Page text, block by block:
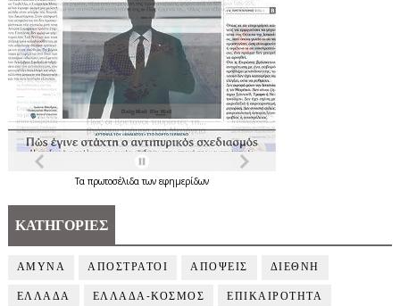
Τα πρωτοσέλιδατων εφημερίδων
ΚΑΤΗΓΟΡΙΕΣ
ΑΜΥΝΑ ΑΠΟΣΤΡΑΤΟΙ ΑΠΟΨΕΙΣ ΔΙΕΘΝΗ
ΕΛΛΑΔΑ ΕΛΛΑΔΑ-ΚΟΣΜΟΣ ΕΠΙΚΑΙΡΟΤΗΤΑ